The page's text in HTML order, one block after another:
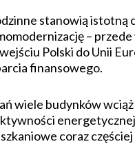
stanowią istotną
–
Polski do Unii
finansowego.
wiele budynków
coraz